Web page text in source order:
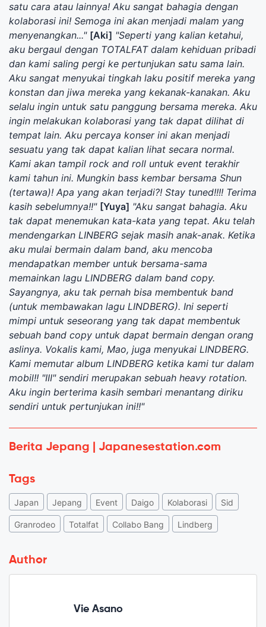
satu cara atau lainnya! Aku sangat bahagia dengan
kolaborasi ini! Semoga ini akan menjadi malam yang
menyenangkan..." [Aki] "Seperti yang kalian ketahui,
aku bergaul dengan TOTALFAT dalam kehiduan pribadi
dan kami saling pergi ke pertunjukan satu sama lain.
Aku sangat menyukai tingkah laku positif mereka yang
konstan dan jiwa mereka yang kekanak-kanakan. Aku
selalu ingin untuk satu panggung bersama mereka. Aku
ingin melakukan kolaborasi yang tak dapat dilihat di
tempat lain. Aku percaya konser ini akan menjadi
sesuatu yang tak dapat kalian lihat secara normal.
Kami akan tampil rock and roll untuk event terakhir
kami tahun ini. Mungkin bass kembar bersama Shun
(tertawa)! Apa yang akan terjadi?! Stay tuned!!!! Terima
kasih sebelumnya!!" [Yuya] "Aku sangat bahagia. Aku
tak dapat menemukan kata-kata yang tepat. Aku telah
mendengarkan LINBERG sejak masih anak-anak. Ketika
aku mulai bermain dalam band, aku mencoba
mendapatkan member untuk bersama-sama
memainkan lagu LINDBERG dalam band copy.
Sayangnya, aku tak pernah bisa membentuk band
(untuk membawakan lagu LINDBERG). Ini seperti
mimpi untuk seseorang yang tak dapat membentuk
sebuah band copy untuk dapat bermain dengan orang
aslinya. Vokalis kami, Mao, juga menyukai LINDBERG.
Kami memutar album LINDBERG ketika kami tur dalam
mobil!! "III" sendiri merupakan sebuah heavy rotation.
Aku ingin berterima kasih sembari menantang diriku
sendiri untuk pertunjukan ini!!"
Berita Jepang | Japanesestation.com
Tags
Japan Jepang Event Daigo Kolaborasi Sid
Granrodeo Totalfat Collabo Bang Lindberg
Author
Vie Asano